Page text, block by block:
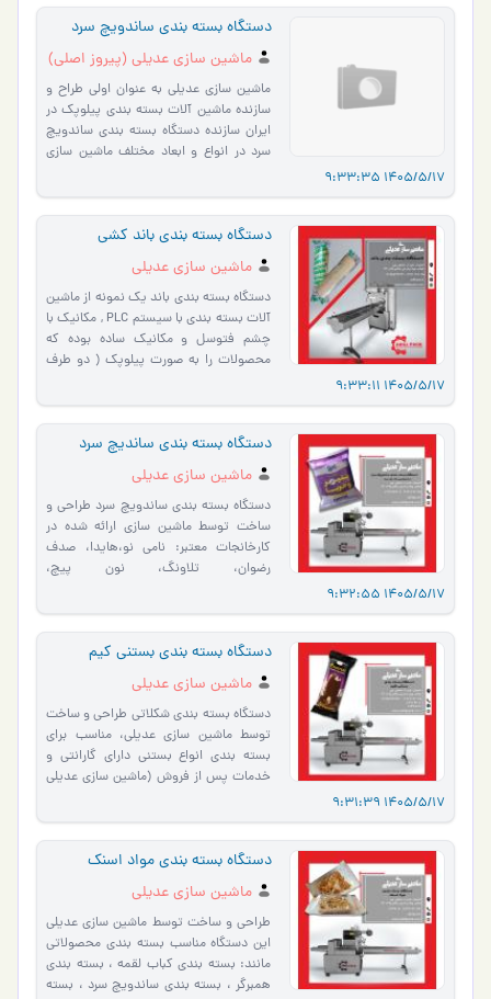
1405/5/17
دستگاه بسته بندی ساندویچ سرد
ماشین سازی عدیلی (پیروز اصلی)
ماشین سازی عدیلی به عنوان اولی طراح و
سازنده ماشین آلات بسته بندی پیلوپک در
ایران سازنده دستگاه بسته بندی ساندویچ
سرد در انواع و ابعاد مختلف ماشین سازی
1405/5/17
دستگاه بسته بندی باند کشی
ماشین سازی عدیلی
دستگاه بسته بندی باند یک نمونه از ماشین
آلات بسته بندی با سیستم PLC , مکانیک با
چشم فتوسل و مکانیک ساده بوده که
محصولات را به صورت پیلوپک ( دو طرف
1405/5/17
دستگاه بسته بندی ساندیچ سرد
ماشین سازی عدیلی
دستگاه بسته بندی ساندویچ سرد طراحی و
ساخت توسط ماشین سازی ارائه شده در
کارخانجات معتبر: نامی نو،هایدا، صدف
رضوان، تلاونگ، نون پیچ،
1405/5/17
دستگاه بسته بندی بستنی کیم
ماشین سازی عدیلی
دستگاه بسته بندی شکلاتی طراحی و ساخت
توسط ماشین سازی عدیلی، مناسب برای
بسته بندی انواع بستنی دارای گارانتی و
خدمات پس از فروش (ماشین سازی عدیلی
دستگاه بسته بندی مواد اسنک
ماشین سازی عدیلی
طراحی و ساخت توسط ماشین سازی عدیلی
این دستگاه مناسب بسته بندی محصولاتی
مانند: بسته بندی کباب لقمه ، بسته بندی
همبرگر ، بسته بندی ساندویچ سرد ، بسته